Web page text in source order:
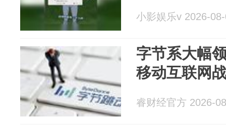
小影娱乐v 2026-
字节系大幅
移动互联网
睿财经官方 2026-